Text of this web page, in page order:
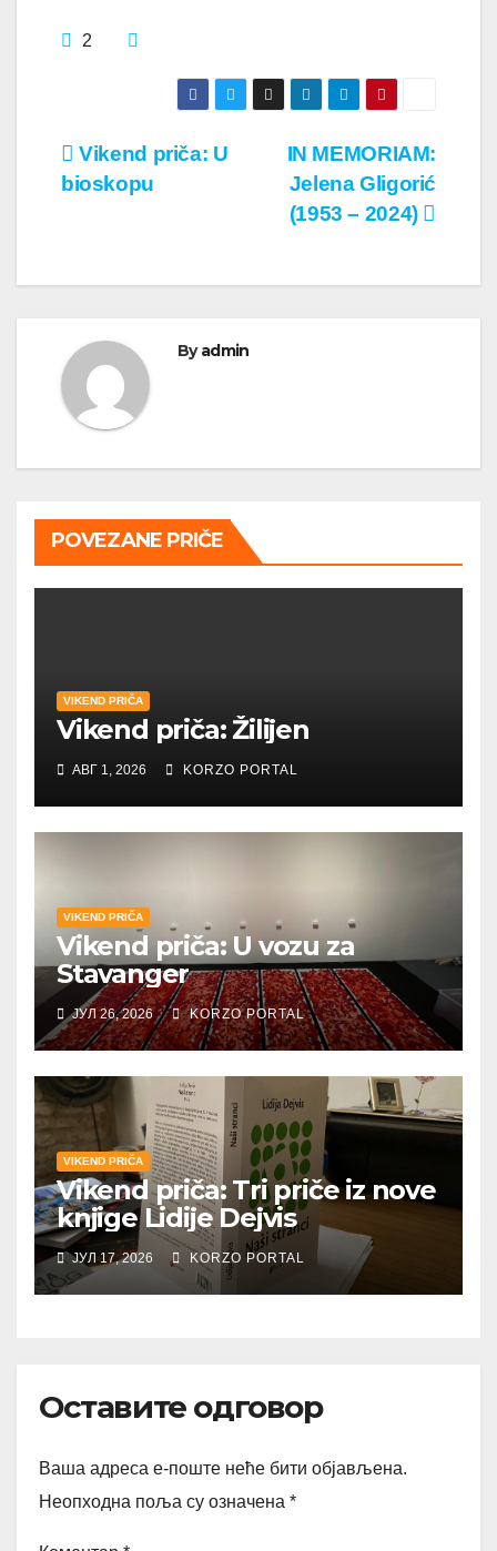
2
Кретање
чланка
IN MEMORIAM:
Jelena Gligorić
(1953 – 2024)
Vikend priča: U
bioskopu
Byadmin
POVEZANE PRIČE
VIKEND PRIČA
Vikend priča: Žilijen
АВГ 1, 2026 KORZO PORTAL
VIKEND PRIČA
Vikend priča: U vozu za
Stavanger
ЈУЛ 26, 2026 KORZO PORTAL
VIKEND PRIČA
Vikend priča: Tri priče iz nove
knjige Lidije Dejvis
ЈУЛ 17, 2026 KORZO PORTAL
Оставите одговор
Ваша адреса е-поште неће бити објављена.
Неопходна поља су означена *